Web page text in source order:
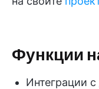
Функции
Интеграции